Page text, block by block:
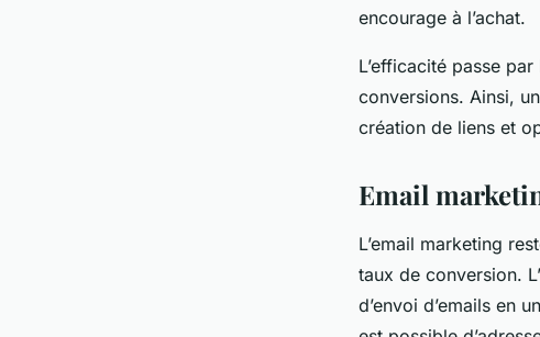
encourage à l’achat.
L’efficacité passe
conversions. Ainsi,
création de liens et
Email
L’email marketing
taux de conversion.
d’envoi d’emails en